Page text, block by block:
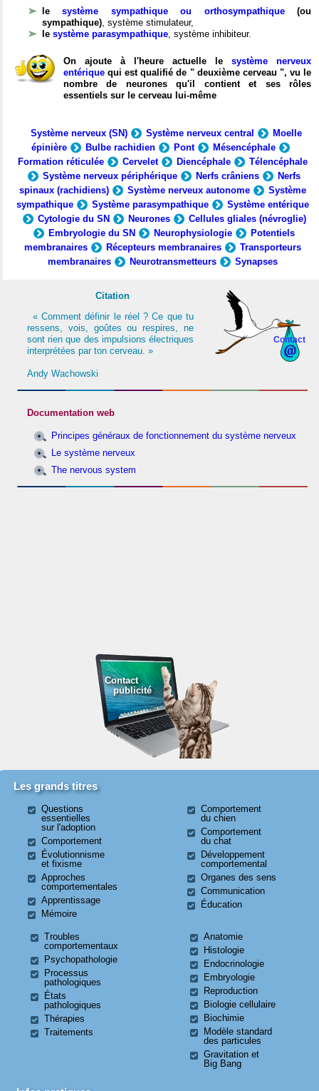
lesystème sympathique ou orthosympathique(ou
sympathique), système stimulateur,
le système parasympathique, système inhibiteur.
On ajoute à l'heure actuelle le système nerveux
entérique qui est qualifié de " deuxième cerveau ", vu le
nombre de neurones qu'il contient et ses rôles
essentiels sur le cerveau lui-même
Système nerveux (SN) Système nerveux central
Moelle
épinière
Bulbe rachidien Pont
Mésencéphale
Formation réticulée
Cervelet Diencéphale
Télencéphale
Système nerveux périphérique
Nerfs crâniens
Nerfs
spinaux (rachidiens)
Système nerveux autonome
Système
sympathique
Système parasympathique
Système entérique
Cytologie du SN
Neurones
Cellules gliales (névroglie)
Embryologie du SN
Neurophysiologie
Potentiels
membranaires
Récepteurs membranaires
Transporteurs
membranaires
Neurotransmetteurs Synapses
Contact
Citation
« Comment définir le réel ? Ce que tu
ressens, vois, goûtes ou respires, ne
sont rien que des impulsions électriques
interprétées par ton cerveau. »
Andy Wachowski
Documentation web
Principes généraux de fonctionnement du système nerveux
Le système nerveux
The nervous system
Contact
publicité
Les grands titres
Questions
essentielles
sur l'adoption
Comportement
Évolutionnisme
et fixisme
Approches
comportementales
Apprentissage
Mémoire
Comportement
du chien
Comportement
du chat
Développement
comportemental
Organes des sens
Communication
Éducation
Troubles
comportementaux
Psychopathologie
Processus
pathologiques
États
pathologiques
Thérapies
Traitements
Anatomie
Histologie
Endocrinologie
Embryologie
Reproduction
Biologie cellulaire
Biochimie
Modèle standard
des particules
Gravitation et
Big Bang